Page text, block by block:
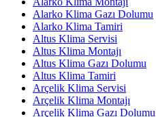
Alarko Klima Gazı Dolumu
Alarko Klima Tamiri
Altus Klima Servisi
Altus Klima Montajı
Altus Klima Gazı Dolumu
Altus Klima Tamiri
Arçelik Klima Servisi
Arçelik Klima Montajı
Arçelik Klima Gazı Dolumu